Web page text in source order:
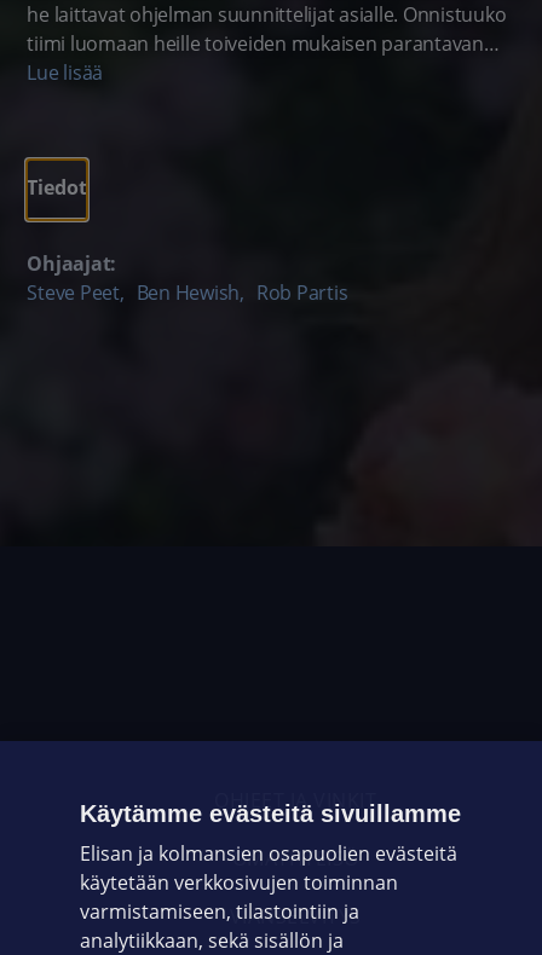
he laittavat ohjelman suunnittelijat asialle. Onnistuuko
tiimi luomaan heille toiveiden mukaisen parantavan
unelmapuutarhan?
Lue lisää
Tiedot
Ohjaajat:
Steve Peet, Ben Hewish, Rob Partis
OHJEET JA VINKIT
OMAYHTEISÖ
VIANSELVITYS
Käytämme evästeitä sivuillamme
Elisan ja kolmansien osapuolien evästeitä
käytetään verkkosivujen toiminnan
varmistamiseen, tilastointiin ja
analytiikkaan, sekä sisällön ja